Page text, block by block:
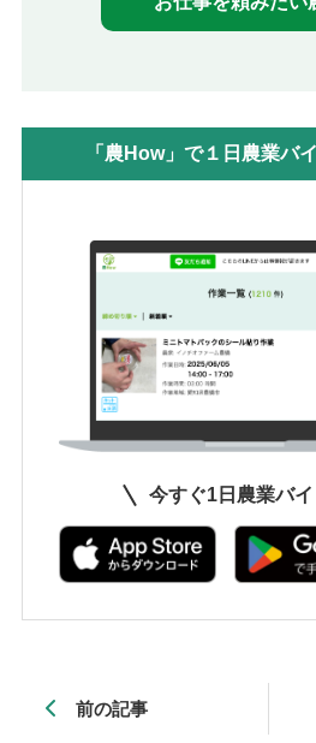
「農How」で１日農業バ
今すぐ1日農業バ
前の記事